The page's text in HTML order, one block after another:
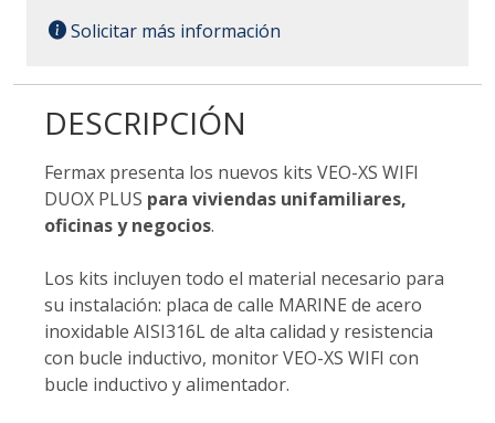
Solicitar más información
DESCRIPCIÓN
Fermax presenta los nuevos kits VEO-XS WIFI
DUOX PLUS para viviendas unifamiliares,
oficinas y negocios.
Los kits incluyen todo el material necesario para
su instalación: placa de calle MARINE de acero
inoxidable AISI316L de alta calidad y resistencia
con bucle inductivo, monitor VEO-XS WIFI con
bucle inductivo y alimentador.